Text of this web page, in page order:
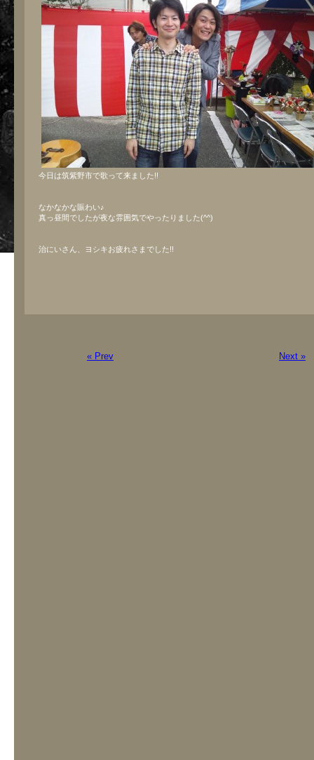
今日は筑紫野市で歌って来ました!!
なかなかな賑わい♪
真っ昼間でしたが夜な雰囲気でやったりました(^^)
治にいさん、ヨシキお疲れさまでした!!
« Prev Next »